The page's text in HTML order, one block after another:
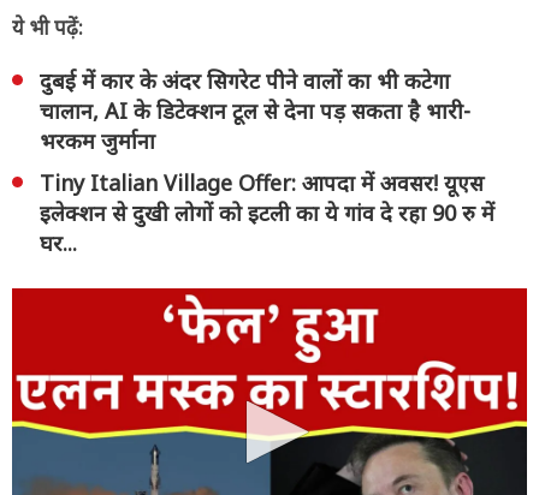
ये भी पढ़ें:
दुबई में कार के अंदर सिगरेट पीने वालों का भी कटेगा
चालान, AI के डिटेक्शन टूल से देना पड़ सकता है भारी-
भरकम जुर्माना
Tiny Italian Village Offer: आपदा में अवसर! यूएस
इलेक्शन से दुखी लोगों को इटली का ये गांव दे रहा 90 रु में
घर...